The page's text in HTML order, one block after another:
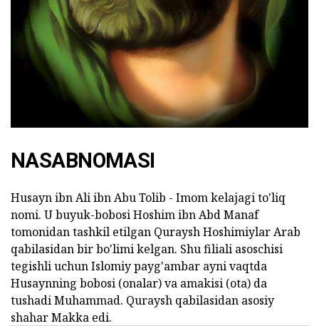
NASABNOMASI
Husayn ibn Ali ibn Abu Tolib - Imom kelajagi to'liq
nomi. U buyuk-bobosi Hoshim ibn Abd Manaf
tomonidan tashkil etilgan Quraysh Hoshimiylar Arab
qabilasidan bir bo'limi kelgan. Shu filiali asoschisi
tegishli uchun Islomiy payg'ambar ayni vaqtda
Husaynning bobosi (onalar) va amakisi (ota) da
tushadi Muhammad. Quraysh qabilasidan asosiy
shahar Makka edi.